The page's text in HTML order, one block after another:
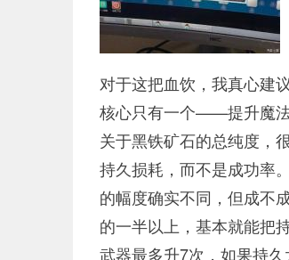
对于这把血饮，我真心建
核心只有一个——提升魔法
关于黑铁矿石的总纯度，
持久损耗，而不是成功率
的幅度确实不同，但成不
的一半以上，基本就能把
武器最多升7次，如果持久